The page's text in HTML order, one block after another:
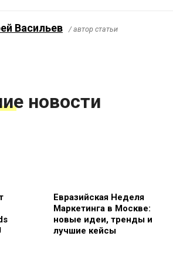
Васильев / автор статьи
новости
Евразийская Неделя
Маркетинга в Москве:
новые идеи, тренды и
лучшие кейсы